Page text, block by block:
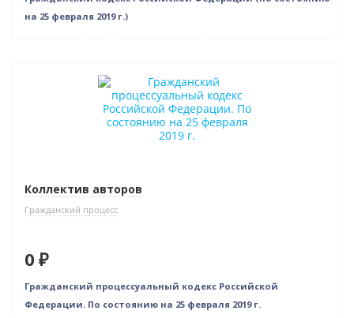
на 25 февраля 2019 г.)
Нет в наличии
Коллектив авторов
Гражданский процесс
0 ₽
Гражданский процессуальный кодекс Российской
Федерации. По состоянию на 25 февраля 2019 г.